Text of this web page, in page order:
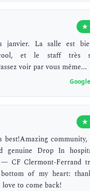
janvier. La salle est
cool, et le staff très
voir par vous même...
best!Amazing
genuine Drop In
CF Clermont-Ferrand
of my heart:
love to come back!